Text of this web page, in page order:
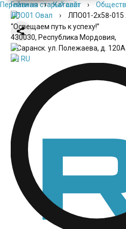
Перейти на старый сайт
“Освещаем путь к успеху!”
430030, Республика Мордовия,
г. Саранск. ул. Полежаева, д. 120А
EN RU
Главная › Каталог ›
ЛПО01 Овал
› ЛПО01-2х58-015